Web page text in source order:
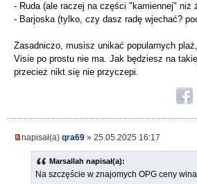
- Ruda (ale raczej na części "kamiennej" niż
- Barjoska (tylko, czy dasz radę wjechać?
Zasadniczo, musisz unikać popularnych
Visie po prostu nie ma. Jak będziesz na
przecież nikt się nie przyczepi.
napisał(a) qra69 » 25.05.2025 16:17
Marsallah napisał(a):
Na szczęście w znajomych OPG ceny